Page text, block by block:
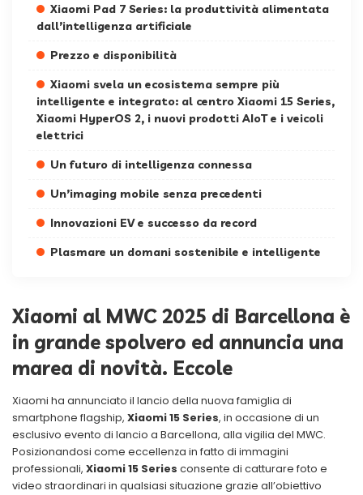
Xiaomi Pad 7 Series: la produttività alimentata
dall’intelligenza artificiale
Prezzo e disponibilità
Xiaomi svela un ecosistema sempre più
intelligente e integrato: al centro Xiaomi 15 Series,
Xiaomi HyperOS 2, i nuovi prodotti AIoT e i veicoli
elettrici
Un futuro di intelligenza connessa
Un’imaging mobile senza precedenti
Innovazioni EV e successo da record
Plasmare un domani sostenibile e intelligente
Xiaomi al MWC 2025 di Barcellona è
in grande spolvero ed annuncia una
marea di novità. Eccole
Xiaomi ha annunciato il lancio della nuova famiglia di
smartphone flagship, Xiaomi 15 Series, in occasione di un
esclusivo evento di lancio a Barcellona, alla vigilia del MWC.
Posizionandosi come eccellenza in fatto di immagini
professionali, Xiaomi 15 Series consente di catturare foto e
video straordinari in qualsiasi situazione grazie all’obiettivo